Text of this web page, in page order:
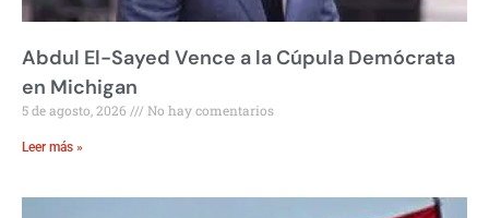
Abdul El-Sayed Vence a la Cúpula Demócrata
en Michigan
5 de agosto, 2026 No hay comentarios
Leer más »